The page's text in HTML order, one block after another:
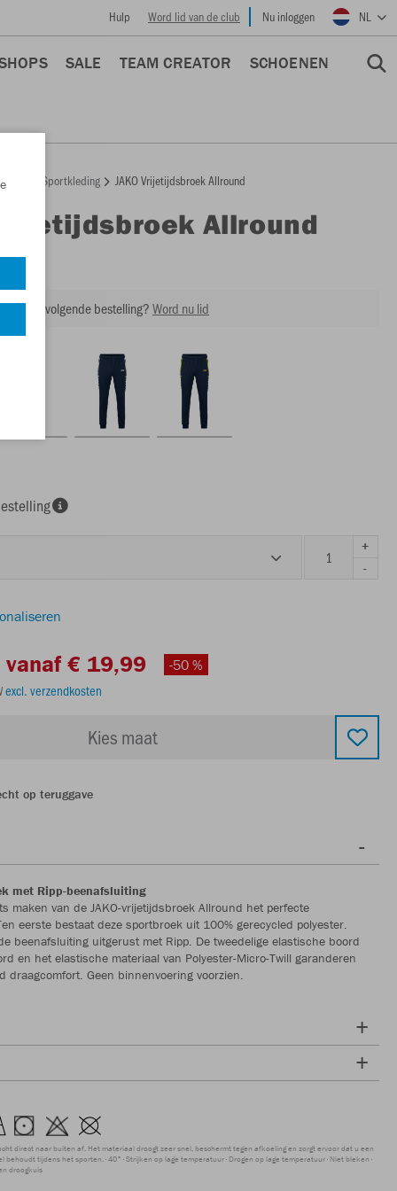
Hulp Word lid van de club Nu inloggen NL
SALE TEAM CREATOR SCHOENEN
Sportkleding JAKO Vrijetijdsbroek Allround
Allround
op je volgende bestelling?Word nu lid
+
-
vanaf € 19,99
-50 %
excl. verzendkosten
Kies maat
op teruggave
met Ripp-beenafsluiting
maken van de JAKO-vrijetijdsbroek Allround het perfecte
eerste bestaat deze sportbroek uit 100% gerecycled polyester.
beenafsluiting uitgerust met Ripp. De tweedelige elastische boord
en het elastische materiaal van Polyester-Micro-Twill garanderen
draagcomfort. Geen binnenvoering voorzien.
direct naar buiten af. Het materiaal droogt zeer snel, beschermt tegen afkoeling en zorgt ervoor dat u een
behoudt tijdens het sporten. 40° Strijken op lage temperatuur Drogen op lage temperatuur Niet bleken
droogkuis